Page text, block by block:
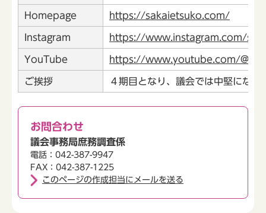
Homepage https://sakaietsuko.com/
Instagram https://www.instagram.com/
YouTube https://www.youtube.com/
ご挨拶 ４期目となり、議会では中堅にな
お問合わせ
議会事務局庶務調査係
電話：042-387-9947
FAX：042-387-1225
このページの作成担当にメールを送る